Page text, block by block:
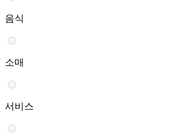
음식
소매
서비스